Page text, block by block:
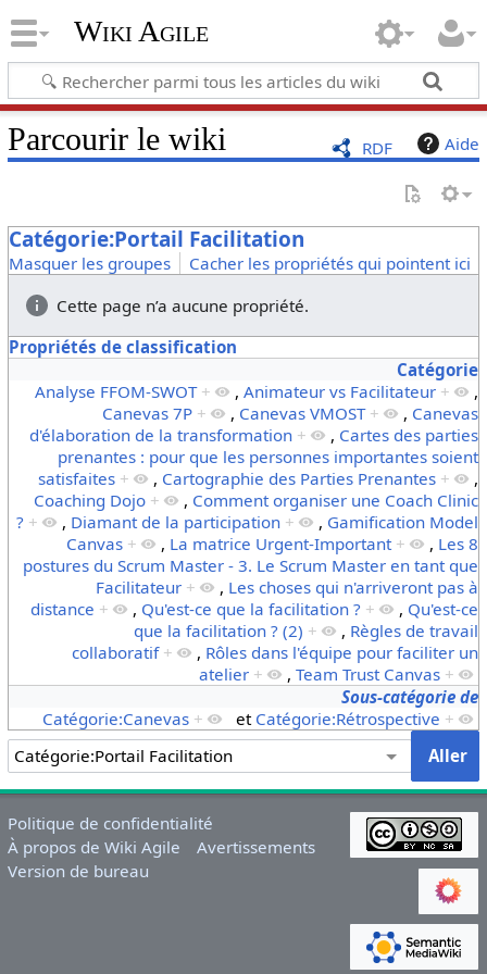
Wiki Agile
RDF Aide
Parcourir le wiki
Catégorie:Portail Facilitation
Masquer les groupes
Cacher les propriétés qui pointent ici
Cette page n’a aucune propriété.
Propriétés de classification
Catégorie
Analyse FFOM-SWOT + ,Animateur vs Facilitateur +
,
Canevas 7P + , Canevas VMOST + , Canevas
d'élaboration de la transformation + , Cartes des parties
prenantes : pour que les personnes importantes soient
satisfaites + , Cartographie des Parties Prenantes +
,
Coaching Dojo + , Comment organiser une Coach Clinic
? + , Diamant de la participation + , Gamification Model
Canvas + , La matrice Urgent-Important + , Les 8
postures du Scrum Master - 3. Le Scrum Master en tant que
Facilitateur + , Les choses qui n'arriveront pas à
distance + , Qu'est-ce que la facilitation ? + , Qu'est-ce
que la facilitation ? (2) + , Règles de travail
collaboratif + , Rôles dans l'équipe pour faciliter un
atelier + ,Team Trust Canvas +
Sous-catégorie de
Catégorie:Canevas + et Catégorie:Rétrospective +
Politique de confidentialité
À propos de Wiki Agile
Avertissements
Version de bureau